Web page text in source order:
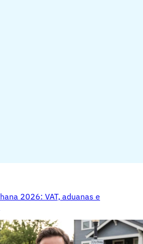
2026: VAT, aduanas e